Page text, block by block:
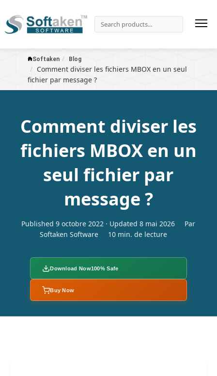
Softaken Blog
Comment diviser les fichiers MBOX en un seul
fichier par message ?
Comment diviser les
fichiers MBOX en un
seul fichier par
message ?
Published 9 octobre 2022 · Updated 8 mai 2026
Par
Softaken Software
10 min. de lecture
Download Now100% Safe
Buy Now